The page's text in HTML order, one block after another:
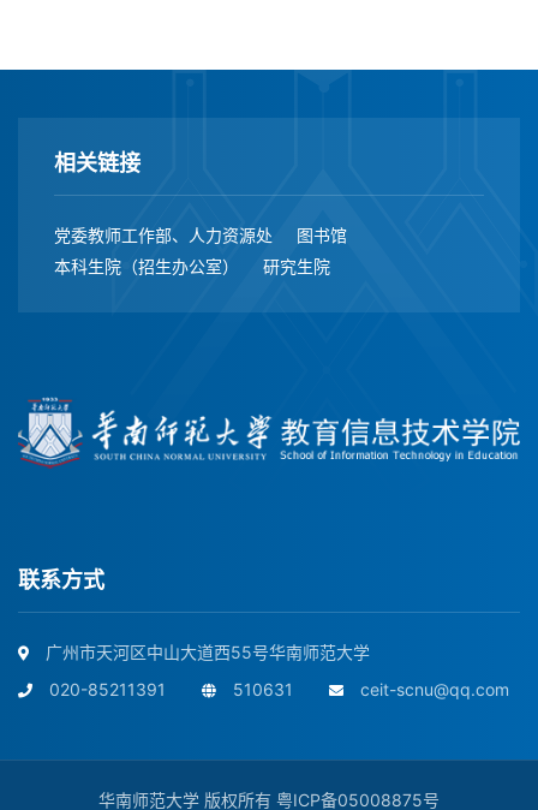
相关链接
党委教师工作部、人力资源处
图书馆
本科生院（招生办公室）
研究生院
联系方式
广州市天河区中山大道西55号华南师范大学
020-85211391
510631 ceit-scnu@qq.com
华南师范大学 版权所有 粤ICP备05008875号